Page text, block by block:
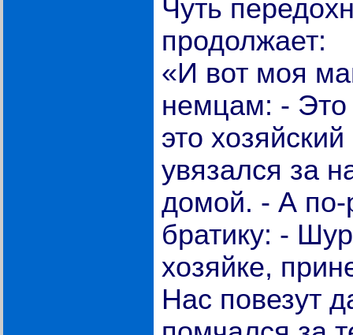
Чуть
продолжает:
«И вот моя
немцам: - Это
это
увязался за
домой. - А по-
братику: -
хозяйке,
Нас повезут